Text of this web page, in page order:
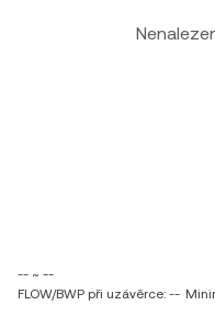
-- ~ --
FLOW/BWP při uzávěrce: --